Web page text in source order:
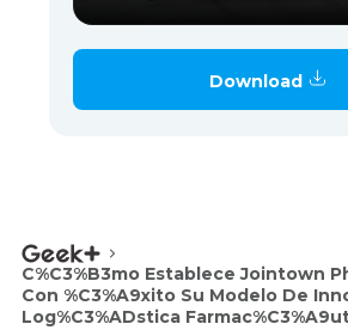
Download
C%C3%B3mo Establece Jointown
Con %C3%A9xito Su Modelo De
Log%C3%ADstica